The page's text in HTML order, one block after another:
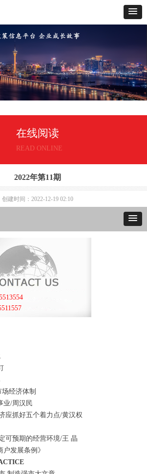
在线阅读
READ ONLINE
2022年第11期
创建时间： 2022-12-19 02:10
经济体制
业/周汉民
应抓好五个着力点/黄汉权
可预期的经营环境/王 晶
发展条例》